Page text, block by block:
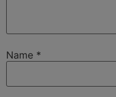
Name *